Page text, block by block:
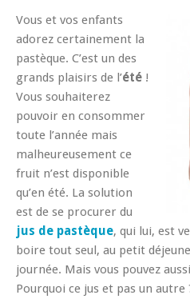
Vous et vos enfants
adorez certainement la
pastèque. C’est un des
grands plaisirs de l’été !
Vous souhaiterez
pouvoir en consommer
toute l’année mais
malheureusement ce
fruit n’est disponible
qu’en été. La solution
est de se procurer du
jus de pastèque, qui lui, est
boire tout seul, au petit
journée. Mais vous pouvez
Pourquoi ce jus et pas un autre